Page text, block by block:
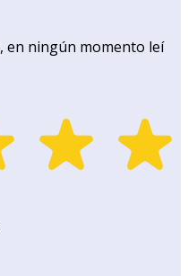
en ningún momento leí